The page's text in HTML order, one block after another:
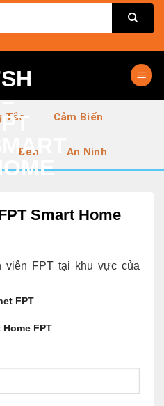
Tắc Cảm Biến
Đèn An Ninh
Smart Home
viên FPT tại khu vực của
FPT
FPT